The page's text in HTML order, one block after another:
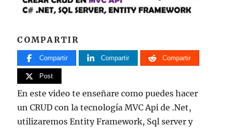
COMPARTIR
Compartir Compartir Compartir
Post
En este video te enseñare como puedes hacer
un CRUD con la tecnología MVC Api de .Net,
utilizaremos Entity Framework, Sql server y